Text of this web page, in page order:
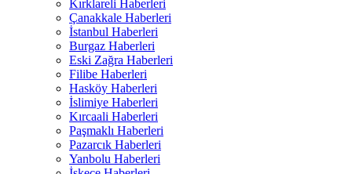
Kırklareli Haberleri
Çanakkale Haberleri
İstanbul Haberleri
Burgaz Haberleri
Eski Zağra Haberleri
Filibe Haberleri
Hasköy Haberleri
İslimiye Haberleri
Kırcaali Haberleri
Paşmaklı Haberleri
Pazarcık Haberleri
Yanbolu Haberleri